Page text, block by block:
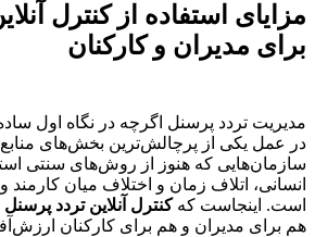
مزایای استفاده از کنترل
برای مدیران و کارکنان
مدیریت تردد پرسنل اگرچه در نگاه اول
در عمل یکی از پرچالش‌ترین بخش‌های
سازمان‌هایی که هنوز از روش‌های سنتی
انسانی، اتلاف زمان و اختلاف میان کارمند و
است. اینجاست کهکنترل آنلاین تردد پرسنل
هم برای مدیران و هم برای کارکنان